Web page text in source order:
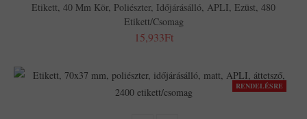
Etikett, 40 Mm Kör, Poliészter, Időjárásálló, APLI, Ezüst, 480
Etikett/csomag
15,933Ft
RENDELÉSRE